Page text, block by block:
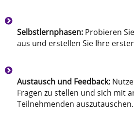
Selbstlernphasen: Probieren
aus und erstellen Sie Ihre
Austausch und Feedback:
Fragen zu stellen und sich mit
Teilnehmenden auszutauschen.